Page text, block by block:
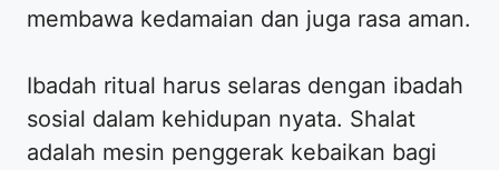
membawa kedamaian dan juga rasa aman.
Ibadah ritual harus selaras dengan ibadah
sosial dalam kehidupan nyata. Shalat
adalah mesin penggerak kebaikan bagi